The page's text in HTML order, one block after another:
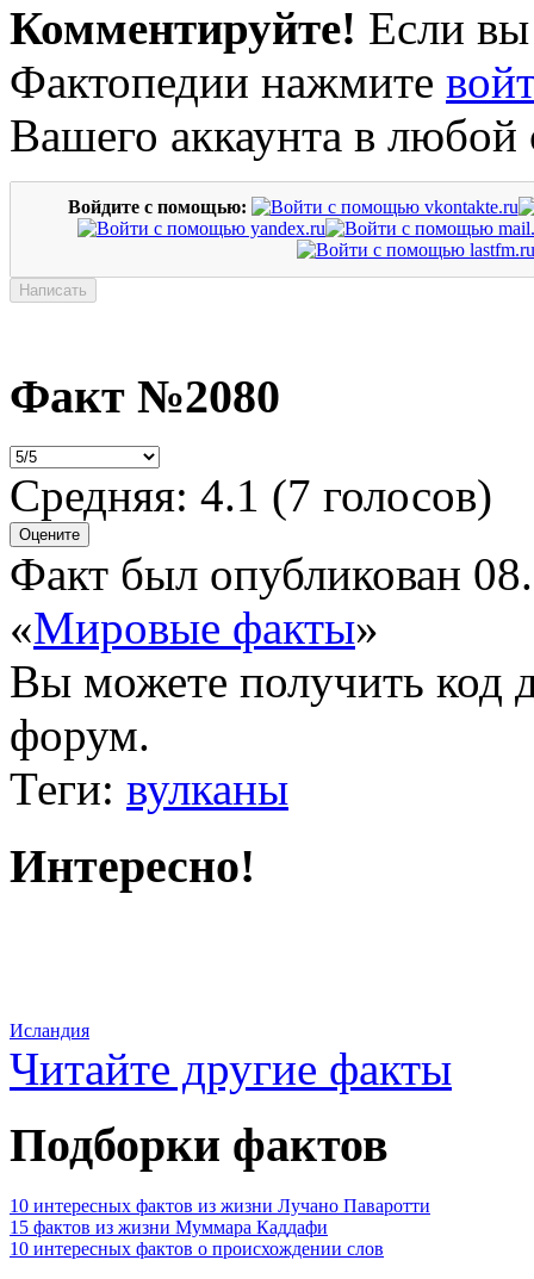
Комментируйте! Если вы
Фактопедии нажмите
Вашего аккаунта в любой
Войдите с помощью:
Факт №2080
Средняя: 4.1 (7 голосов)
Факт был опубликован
«Мировые факты»
Вы можете получить код
форум.
Теги: вулканы
Интересно!
Исландия
Читайте другие факты
Подборки фактов
10 интересных фактов из жизни Лучано Паваротти
15 фактов из жизни Муммара Каддафи
10 интересных фактов о происхождении слов